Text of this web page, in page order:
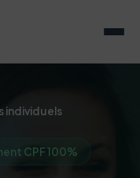
individuels
CPF 100%